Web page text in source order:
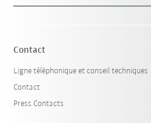
Contact
Ligne téléphonique et conseil techniques
Contact
Press Contacts